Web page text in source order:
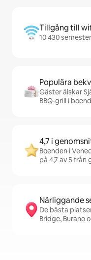
Tillgång till
10 430
Populära
Gäster älskar
BBQ-grill i
4,7 i
Boenden i
på 4,7 av 5 från
Närliggande
De bästa
Bridge, Burano